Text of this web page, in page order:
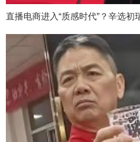
直播电商进入“质感时代”？辛选